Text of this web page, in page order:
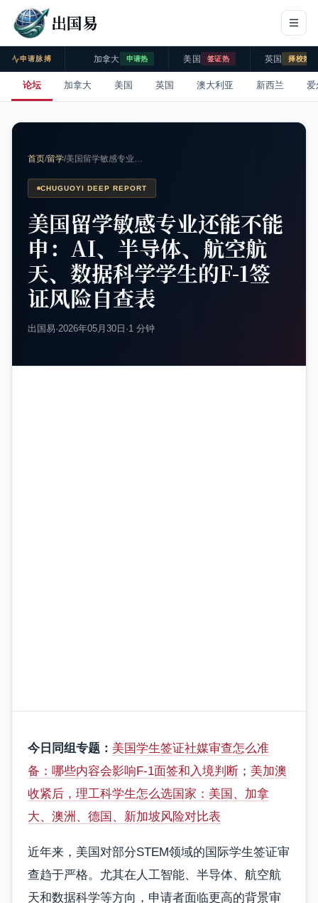
出国易
申请脉搏 加拿大 申请热 美国 签证热 英国 择校热
论坛 加拿大 美国 英国 澳大利亚 新西兰 爱
首页/留学/美国留学敏感专业…
CHUGUOYI DEEP REPORT
美国留学敏感专业还能不能
申：AI、半导体、航空航
天、数据科学学生的F-1签
证风险自查表
出国易·2026年05月30日 ·1 分钟
今日同组专题： 美国学生签证社媒审查怎么准
备：哪些内容会影响F-1面签和入境判断 ； 美加澳
收紧后，理工科学生怎么选国家：美国、加拿
大、澳洲、德国、新加坡风险对比表
近年来，美国对部分STEM领域的国际学生签证审
查趋于严格。尤其在人工智能、半导体、航空航
天和数据科学等方向，申请者面临更高的背景审